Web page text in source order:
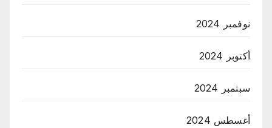
نوفمبر 2024
أكتوبر 2024
سبتمبر 2024
أغسطس 2024